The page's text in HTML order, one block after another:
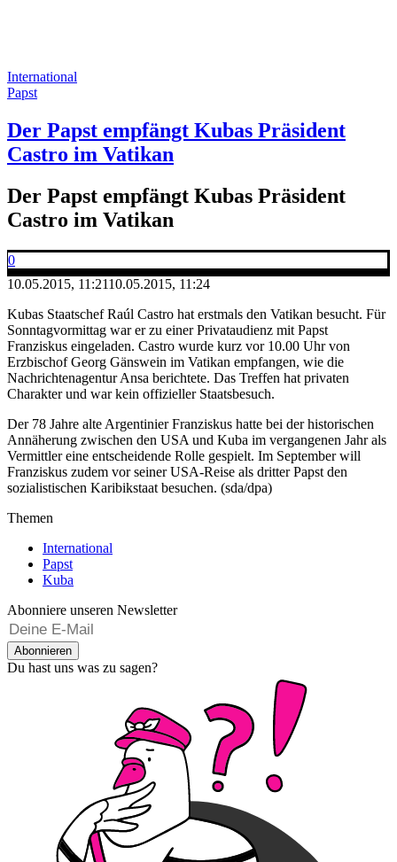
International
Papst
Der Papst empfängt Kubas Präsident
Castro im Vatikan
Der Papst empfängt Kubas Präsident
Castro im Vatikan
0
10.05.2015, 11:2110.05.2015, 11:24
Kubas Staatschef Raúl Castro hat erstmals den Vatikan besucht. Für
Sonntagvormittag war er zu einer Privataudienz mit Papst
Franziskus eingeladen. Castro wurde kurz vor 10.00 Uhr von
Erzbischof Georg Gänswein im Vatikan empfangen, wie die
Nachrichtenagentur Ansa berichtete. Das Treffen hat privaten
Charakter und war kein offizieller Staatsbesuch.
Der 78 Jahre alte Argentinier Franziskus hatte bei der historischen
Annäherung zwischen den USA und Kuba im vergangenen Jahr als
Vermittler eine entscheidende Rolle gespielt. Im September will
Franziskus zudem vor seiner USA-Reise als dritter Papst den
sozialistischen Karibikstaat besuchen. (sda/dpa)
Themen
International
Papst
Kuba
Abonniere unseren Newsletter
Abonnieren
Du hast uns was zu sagen?